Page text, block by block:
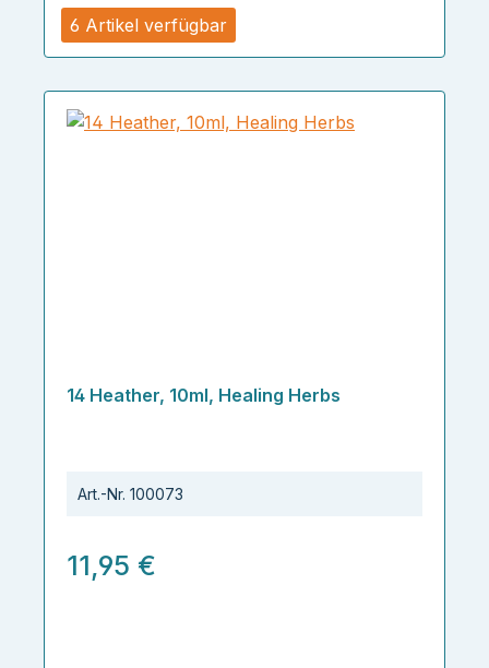
6 Artikel verfügbar
14 Heather, 10ml, Healing Herbs
Art.-Nr. 100073
11,95 €